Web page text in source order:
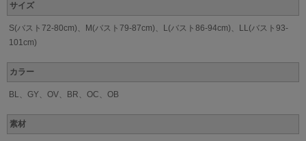
サイズ
S(バスト72-80cm)、M(バスト79-87cm)、L(バスト86-94cm)、LL(バスト93-
101cm)
カラー
BL、GY、OV、BR、OC、OB
素材